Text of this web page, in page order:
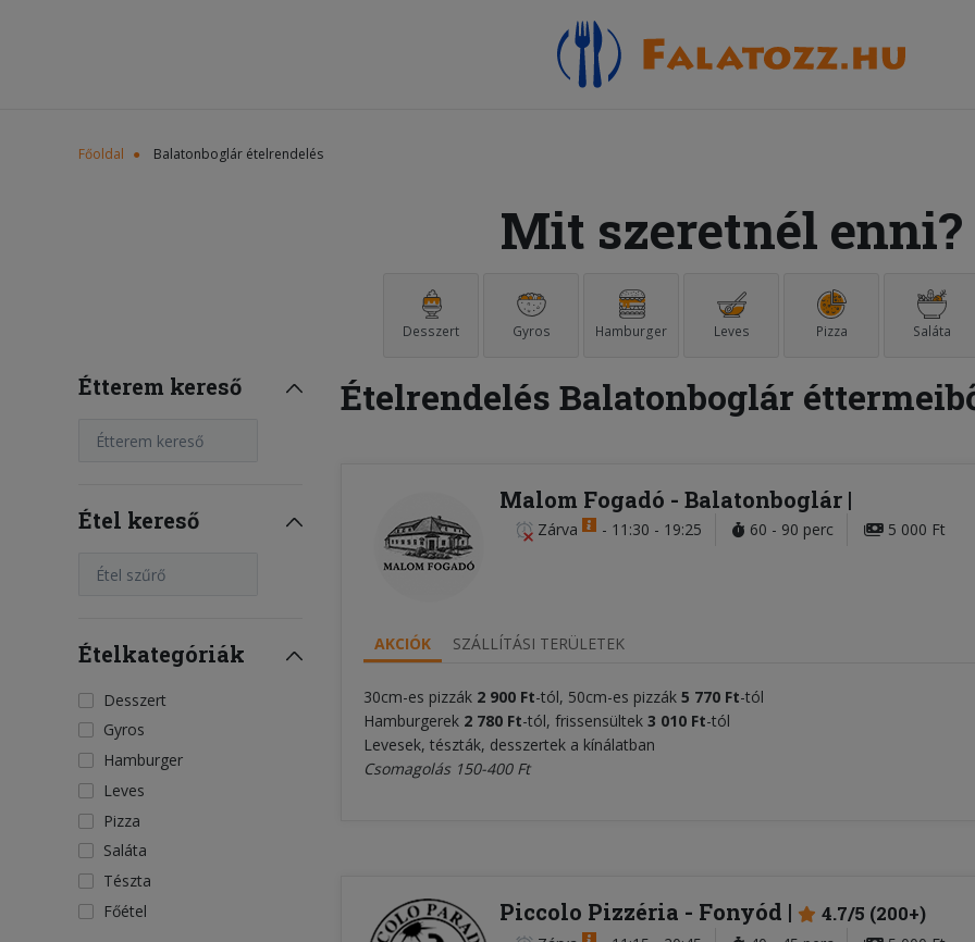
Főoldal Balatonboglár ételrendelés
Mit szeretnél enni?
Desszert Gyros Hamburger Leves Pizza Saláta
Étterem kereső
Étterem kereső
Étel kereső
Étel szűrő
Ételkategóriák
Desszert
Gyros
Hamburger
Leves
Pizza
Saláta
Tészta
Főétel
Ételrendelés Balatonboglár
Malom Fogadó - Balatonboglár
Zárva - 11:30 - 19:25 60 - 90 perc 5 000 Ft
AKCIÓK SZÁLLÍTÁSI TERÜLETEK
30cm-es pizzák 2 900 Ft-tól, 50cm-es pizzák 5 770 Ft-tól
Hamburgerek 2 780 Ft-tól, frissensültek 3 010 Ft-tól
Levesek, tészták, desszertek a kínálatban
Csomagolás 150-400 Ft
Piccolo Pizzéria - Fonyód 4.7/5 (200+)